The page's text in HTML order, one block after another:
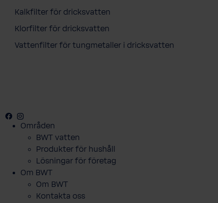
Kalkfilter för dricksvatten
Klorfilter för dricksvatten
Vattenfilter för tungmetaller i dricksvatten
Facebook
Youtube
Områden
BWT vatten
Produkter för hushåll
Lösningar för företag
Om BWT
Om BWT
Kontakta oss